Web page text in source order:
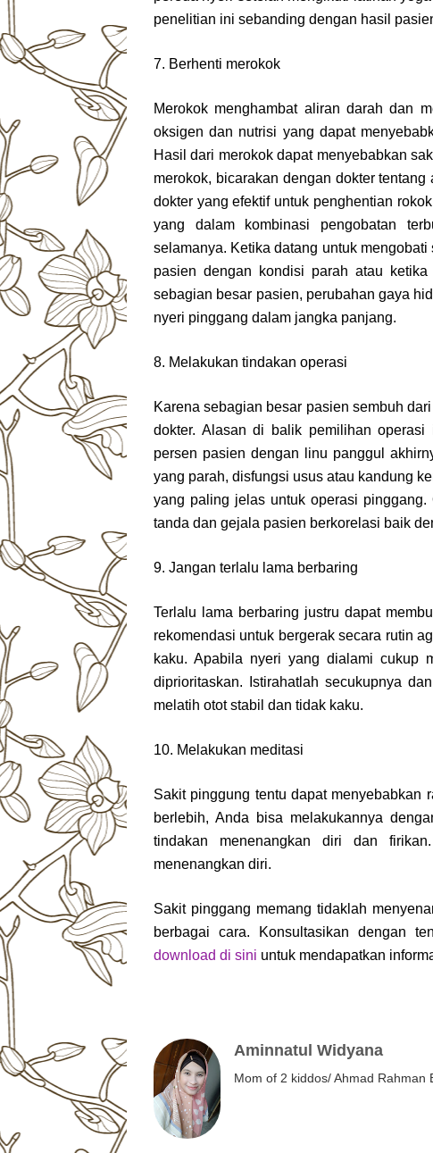
penelitian ini sebanding dengan hasil
7. Berhenti merokok
Merokok menghambat aliran darah dan
oksigen dan nutrisi yang dapat
Hasil dari merokok dapat menyebabkan
merokok, bicarakan dengan dokter
dokter yang efektif untuk penghentian
yang dalam kombinasi pengobatan
selamanya. Ketika datang untuk
pasien dengan kondisi parah atau
sebagian besar pasien, perubahan gaya
nyeri pinggang dalam jangka panjang.
8. Melakukan tindakan operasi
Karena sebagian besar pasien sembuh
dokter. Alasan di balik pemilihan
persen pasien dengan linu panggul
yang parah, disfungsi usus atau kandung
yang paling jelas untuk operasi
tanda dan gejala pasien berkorelasi baik
9. Jangan terlalu lama berbaring
Terlalu lama berbaring justru dapat
rekomendasi untuk bergerak secara rutin
kaku. Apabila nyeri yang dialami cukup
diprioritaskan. Istirahatlah secukupnya
melatih otot stabil dan tidak kaku.
10. Melakukan meditasi
Sakit pinggung tentu dapat menyebabkan
berlebih, Anda bisa melakukannya
tindakan menenangkan diri dan
menenangkan diri.
Sakit pinggang memang tidaklah
berbagai cara. Konsultasikan dengan
download di sini untuk mendapatkan
Aminnatul Widyana
Mom of 2 kiddos/ Ahmad